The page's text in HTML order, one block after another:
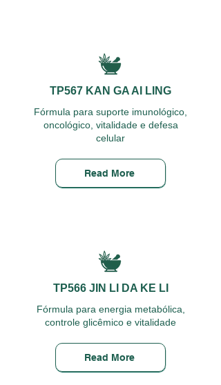
TP567 KAN GA AI LING
Fórmula para suporte imunológico,
oncológico, vitalidade e defesa
celular
Read More
TP566 JIN LI DA KE LI
Fórmula para energia metabólica,
controle glicêmico e vitalidade
Read More